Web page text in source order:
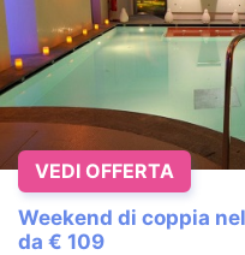
Weekend di coppia
da € 109
VEDI OFFERTA